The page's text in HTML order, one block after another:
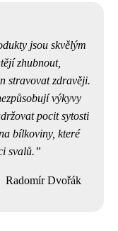
jsou skvělým
zhubnout,
stravovat zdravěji.
výkyvy
pocit sytosti
bílkoviny, které
svalů.
Radomír Dvořák